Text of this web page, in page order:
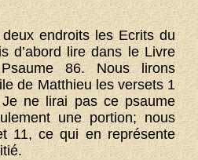
endroits les Ecrits du
d’abord lire dans le Livre
86. Nous lirons
de Matthieu les versets 1
ne lirai pas ce psaume
une portion; nous
11, ce qui en représente